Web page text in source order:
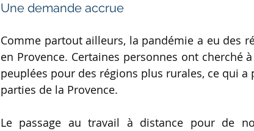
Une demande accrue
Comme partout ailleurs, la pandémie a eu des
en Provence. Certaines personnes ont cherché
peuplées pour des régions plus rurales, ce qui
parties de la Provence.
Le passage au travail à distance pour de